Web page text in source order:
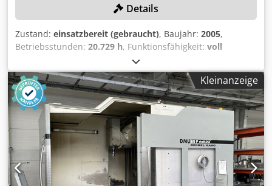
Details
Zustand: einsatzbereit (gebraucht), Baujahr: 2005,
Betriebsstunden: 20.729 h, Funktionsfähigkeit: voll
, Verfahrweg X-Achse:
Y-Achse:630 mm, Verfahrweg Z-Achse:630 mm,
Steuerungsmodell:Heidenhain iTNC 530, Drehzahl (max.):
18.000 U/min, TECHNISCHE DETAILS Verfahrweg X-Achse:
980 mm Verfahrweg Y-Achse: 630 mm Verfahrweg Z-Achse:
630 mm Codozmry Tepfx Amujrf Drehzahlbereich: 0–
18.000 U/min Werkzeugaufnahme: HSK 63 MASCHINEN-
DETAILS Steuerung: Heidenhain iTNC 530 Aufspannfläche:
1.250 × 700 mm Betriebsstunden Einschaltstunden
Maschine: 46.922 h Programmlauf: 20.279 h
Kleinanzeige